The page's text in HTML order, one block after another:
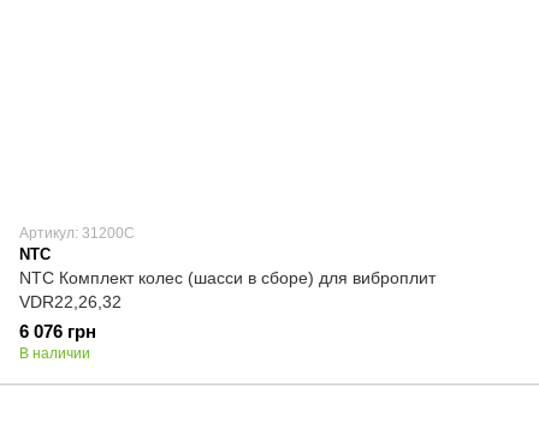
Артикул: 31200C
NTC
NTC Комплект колес (шасси в сборе) для виброплит
VDR22,26,32
6 076 грн
В наличии